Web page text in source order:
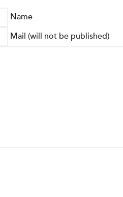
Name
Mail (will not be published)